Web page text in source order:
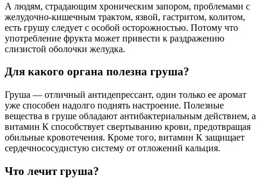
А людям, страдающим хроническим запором, проблемами с
желудочно-кишечным трактом, язвой, гастритом, колитом,
есть грушу следует с особой осторожностью. Потому что
употребление фрукта может привести к раздражению
слизистой оболочки желудка.
Для какого органа полезна груша?
Груша — отличный антидепрессант, один только ее аромат
уже способен надолго поднять настроение. Полезные
вещества в груше обладают антибактериальным действием, а
витамин К способствует свертыванию крови, предотвращая
обильные кровотечения. Кроме того, витамин К защищает
сердечнососудистую систему от отложений кальция.
Что лечит груша?